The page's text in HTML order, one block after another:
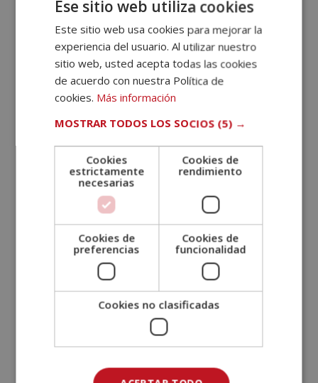
ejecución del proyecto/obra, así como, del
cumplimiento de los requisitos y/o condiciones
impuestas a los materiales y servicios que prestan
los proveedores. Indentificando incidencias,
Llevar al día los sistemas de seguimiento, control y
gestión de las obras, de acuerdo con las fechas
establecidas.
¿Quieres inscribirte a esta oferta
de prácticas?
Las personas interesadas en realizar prácticas en un
departamento de proyectos de rehabilitación pueden
enviar su currículum
especificar el nombre de la oferta a la que os
¡Mucha suerte a todos los candidatos!
Ese sitio web utiliza cookies
Este sitio web usa cookies para mejorar la
experiencia del usuario. Al utilizar nuestro
sitio web, usted acepta todas las cookies
de acuerdo con nuestra Política de
cookies. Más información
MOSTRAR TODOS LOS SOCIOS (5) →
Cookies
estrictamente
necesarias
Cookies de
rendimiento
Cookies de
preferencias
Cookies de
funcionalidad
Cookies no clasificadas